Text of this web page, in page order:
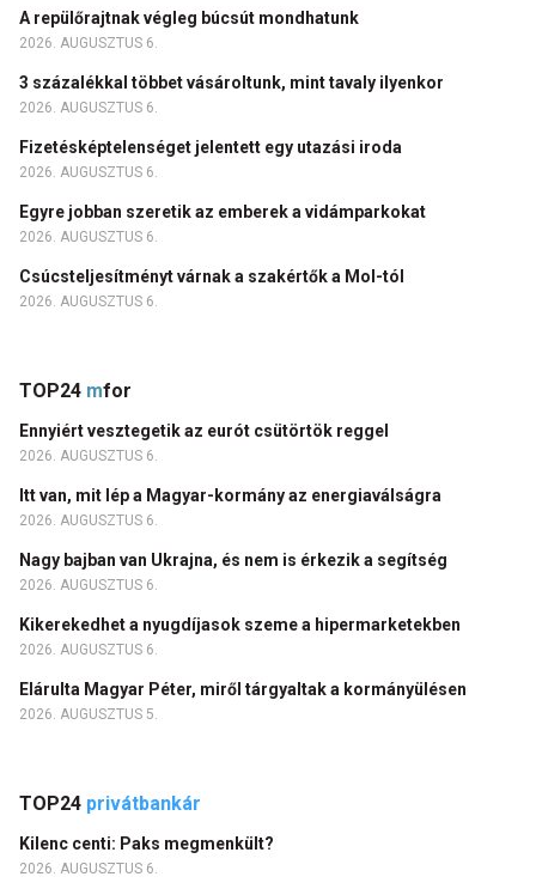
A repülőrajtnak végleg búcsút mondhatunk
2026. AUGUSZTUS 6.
3 százalékkal többet vásároltunk, mint tavaly ilyenkor
2026. AUGUSZTUS 6.
Fizetésképtelenséget jelentett egy utazási iroda
2026. AUGUSZTUS 6.
Egyre jobban szeretik az emberek a vidámparkokat
2026. AUGUSZTUS 6.
Csúcsteljesítményt várnak a szakértők a Mol-tól
2026. AUGUSZTUS 6.
TOP24 mfor
Ennyiért vesztegetik az eurót csütörtök reggel
2026. AUGUSZTUS 6.
Itt van, mit lép a Magyar-kormány az energiaválságra
2026. AUGUSZTUS 6.
Nagy bajban van Ukrajna, és nem is érkezik a segítség
2026. AUGUSZTUS 6.
Kikerekedhet a nyugdíjasok szeme a hipermarketekben
2026. AUGUSZTUS 6.
Elárulta Magyar Péter, miről tárgyaltak a kormányülésen
2026. AUGUSZTUS 5.
TOP24 privátbankár
Kilenc centi: Paks megmenkült?
2026. AUGUSZTUS 6.